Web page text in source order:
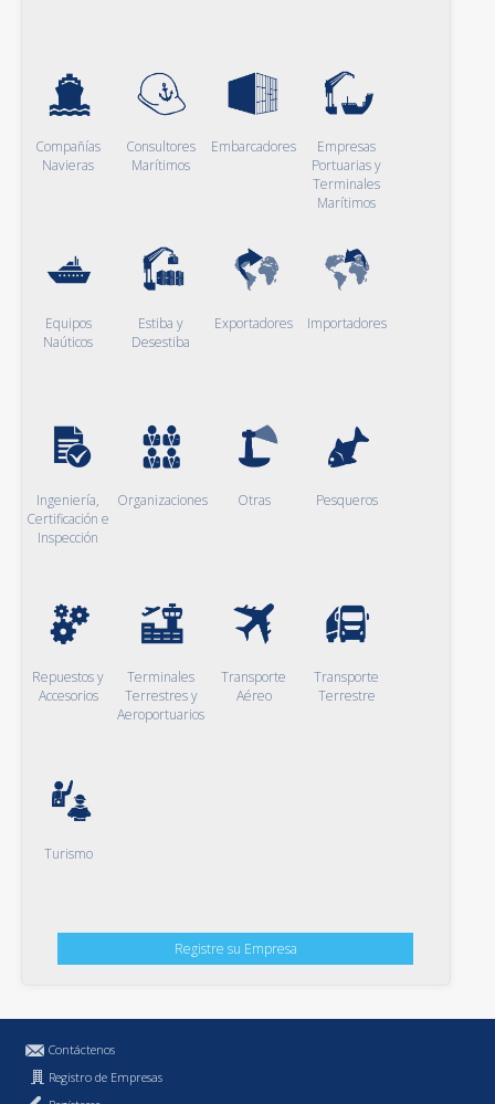
Compañías
Navieras
Consultores
Marítimos
Embarcadores
Empresas
Portuarias y
Terminales
Marítimos
Equipos
Naúticos
Estiba y
Desestiba
Exportadores Importadores
Ingeniería,
Certificación e
Inspección
Organizaciones Otras Pesqueros
Repuestos y
Accesorios
Terminales
Terrestres y
Aeroportuarios
Transporte
Aéreo
Transporte
Terrestre
Turismo
Registre su Empresa
Contáctenos
Registro de Empresas